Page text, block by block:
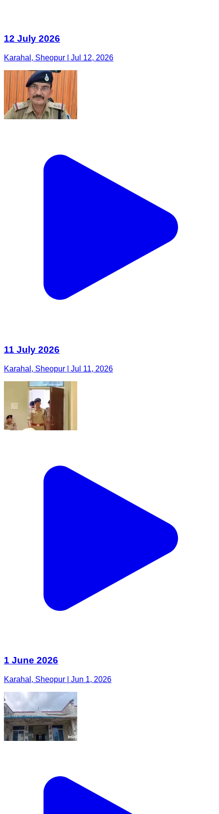
12 July 2026
Karahal, Sheopur | Jul 12, 2026
11 July 2026
Karahal, Sheopur | Jul 11, 2026
1 June 2026
Karahal, Sheopur | Jun 1, 2026